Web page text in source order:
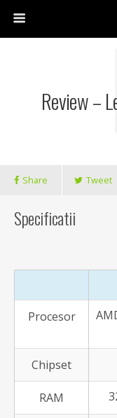
Review –
Share Tweet
Specificatii
Procesor
Chipset
RAM